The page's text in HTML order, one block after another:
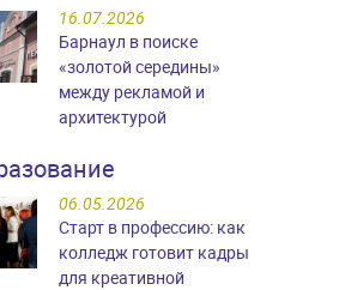
16.07.2026
Барнаул в поиске
«золотой середины»
между рекламой и
архитектурой
06.05.2026
Старт в профессию: как
колледж готовит кадры
для креативной